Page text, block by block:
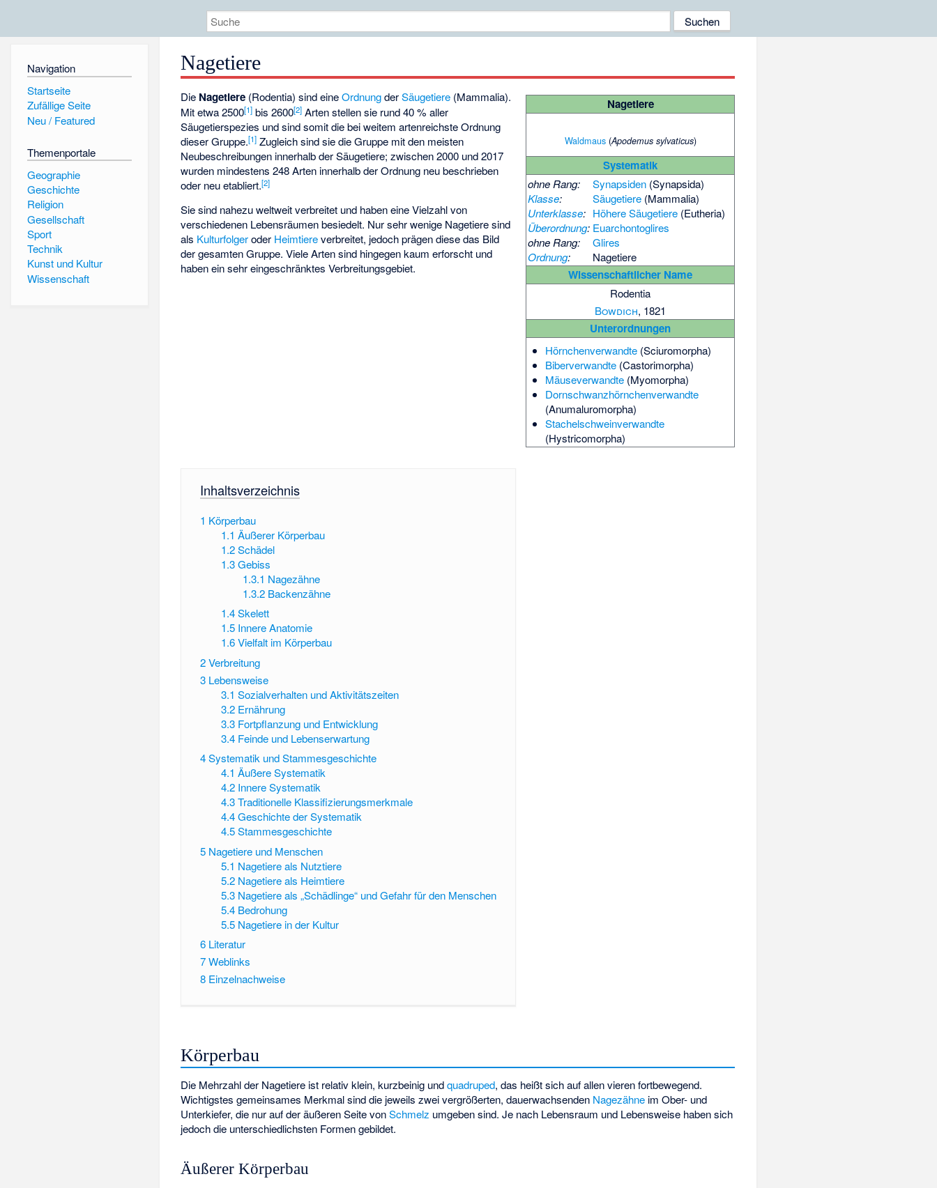
Navigation
Startseite
Zufällige Seite
Neu / Featured
Themenportale
Geographie
Geschichte
Religion
Gesellschaft
Sport
Technik
Kunst und Kultur
Wissenschaft
Nagetiere
Nagetiere
Waldmaus(Apodemus sylvaticus)
Systematik
ohne Rang: Synapsiden (Synapsida)
Klasse: Säugetiere (Mammalia)
Unterklasse: Höhere Säugetiere (Eutheria)
Überordnung: Euarchontoglires
ohne Rang:
Glires
Ordnung: Nagetiere
Wissenschaftlicher Name
Rodentia
Bowdich, 1821
Unterordnungen
Hörnchenverwandte(Sciuromorpha)
Biberverwandte(Castorimorpha)
Mäuseverwandte(Myomorpha)
Dornschwanzhörnchenverwandte
(Anumaluromorpha)
Stachelschweinverwandte
(Hystricomorpha)
Die Nagetiere (Rodentia) sind eineOrdnungderSäugetiere (Mammalia).
Mit etwa 2500[1] bis 2600[2] Arten stellen sie rund 40 % aller
Säugetierspezies und sind somit die bei weitem artenreichste Ordnung
dieser Gruppe.[1] Zugleich sind sie die Gruppe mit den meisten
Neubeschreibungen innerhalb der Säugetiere; zwischen 2000 und 2017
wurden mindestens 248 Arten innerhalb der Ordnung neu beschrieben
oder neu etabliert.[2]
Sie sind nahezu weltweit verbreitet und haben eine Vielzahl von
verschiedenen Lebensräumen besiedelt. Nur sehr wenige Nagetiere sind
als Kulturfolgeroder Heimtiereverbreitet, jedoch prägen diese das Bild
der gesamten Gruppe. Viele Arten sind hingegen kaum erforscht und
haben ein sehr eingeschränktes Verbreitungsgebiet.
Inhaltsverzeichnis
1 Körperbau
1.1 Äußerer Körperbau
1.2 Schädel
1.3 Gebiss
1.3.1 Nagezähne
1.3.2 Backenzähne
1.4 Skelett
1.5 Innere Anatomie
1.6 Vielfalt im Körperbau
2Verbreitung
3 Lebensweise
3.1 Sozialverhalten und Aktivitätszeiten
3.2 Ernährung
3.3 Fortpflanzung und Entwicklung
3.4 Feinde und Lebenserwartung
4Systematik und Stammesgeschichte
4.1 Äußere Systematik
4.2 Innere Systematik
4.3 Traditionelle Klassifizierungsmerkmale
4.4 Geschichte der Systematik
4.5 Stammesgeschichte
5 Nagetiere und Menschen
5.1 Nagetiere als Nutztiere
5.2 Nagetiere als Heimtiere
5.3 Nagetiere als „Schädlinge“ und Gefahr für den Menschen
5.4 Bedrohung
5.5 Nagetiere in der Kultur
6 Literatur
7Weblinks
8 Einzelnachweise
Körperbau
Die Mehrzahl der Nagetiere ist relativ klein, kurzbeinig undquadruped, das heißt sich auf allen vieren fortbewegend.
Wichtigstes gemeinsames Merkmal sind die jeweils zwei vergrößerten, dauerwachsenden Nagezähne im Ober- und
Unterkiefer, die nur auf der äußeren Seite vonSchmelz umgeben sind. Je nach Lebensraum und Lebensweise haben sich
jedoch die unterschiedlichsten Formen gebildet.
Äußerer Körperbau